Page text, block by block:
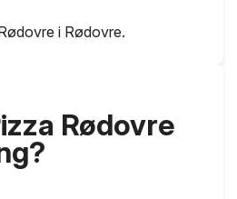
i Rødovre.
Rødovre